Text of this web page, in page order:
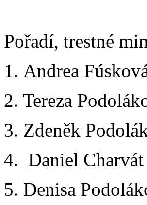
Pořadí, trestné
1. Andrea
2. Tereza
3. Zdeněk
4. Daniel
5. Denisa